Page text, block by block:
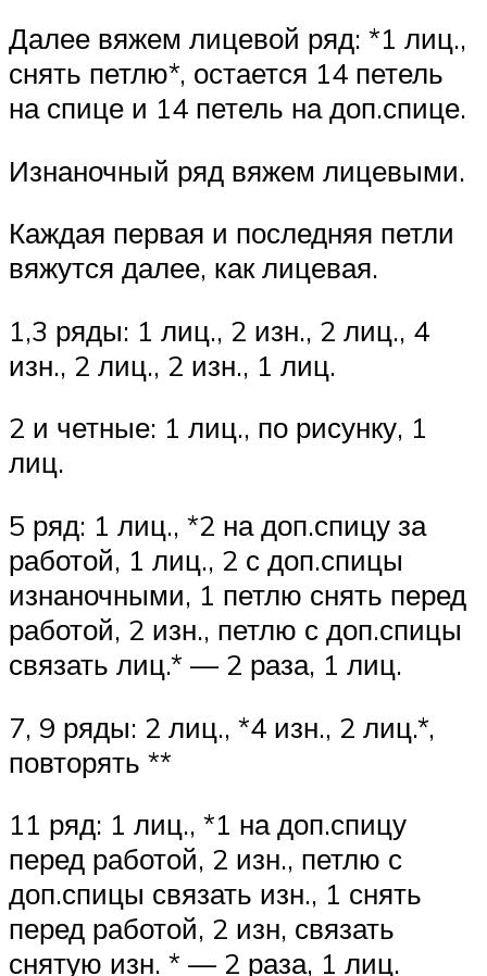
Далее вяжем лицевой ряд: *1 лиц.,
снять петлю*, остается 14 петель
на спице и 14 петель на доп.спице.
Изнаночный ряд вяжем лицевыми.
Каждая первая и последняя петли
вяжутся далее, как лицевая.
1,3 ряды: 1 лиц., 2 изн., 2 лиц., 4
изн., 2 лиц., 2 изн., 1 лиц.
2 и четные: 1 лиц., по рисунку, 1
лиц.
5 ряд: 1 лиц., *2 на доп.спицу за
работой, 1 лиц., 2 с доп.спицы
изнаночными, 1 петлю снять перед
работой, 2 изн., петлю с доп.спицы
связать лиц.* — 2 раза, 1 лиц.
7, 9 ряды: 2 лиц., *4 изн., 2 лиц.*,
повторять **
11 ряд: 1 лиц., *1 на доп.спицу
перед работой, 2 изн., петлю с
доп.спицы связать изн., 1 снять
перед работой, 2 изн, связать
снятую изн. * — 2 раза, 1 лиц.